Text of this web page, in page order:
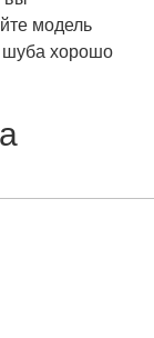
модель
шуба хорошо